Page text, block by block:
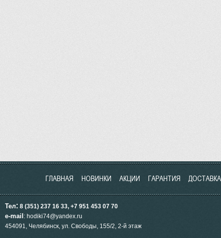
ГЛАВНАЯ НОВИНКИ АКЦИИ ГАРАНТИЯ ДОСТАВКА
Тел: 8 (351) 237 16 33, +7 951 453 07 70
e-mail : hodiki74@yandex.ru
454091, Челябинск, ул. Свободы, 155/2, 2-й этаж